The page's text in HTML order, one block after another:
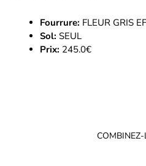
Fourrure: FLEUR GRIS
Sol: SEUL
Prix: 245.0€
COMBINEZ-